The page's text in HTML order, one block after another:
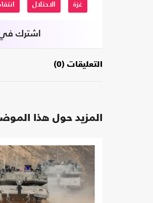
غزة الاحتلال
اشترك في
التعليقات (0)
المزيد حول هذا